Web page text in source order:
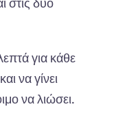
στις δύο
για κάθε
να γίνει
να λιώσει.